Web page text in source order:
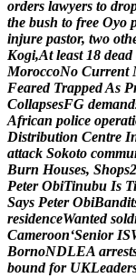
orders lawyers to dro
the bush to free Oyo
injure pastor, two oth
Kogi,At least 18 dead
MoroccoNo Current
Feared TrappedAs P
CollapsesFG demand
African police operati
Distribution Centre I
attack Sokoto commu
Burn Houses, Shops2
Peter ObiTinubu Is Ti
Says Peter ObiBandit
residenceWanted sold
Cameroon‘Senior IS
BornoNDLEA arrest
bound for UKLeader